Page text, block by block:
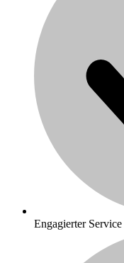
Engagierter Service